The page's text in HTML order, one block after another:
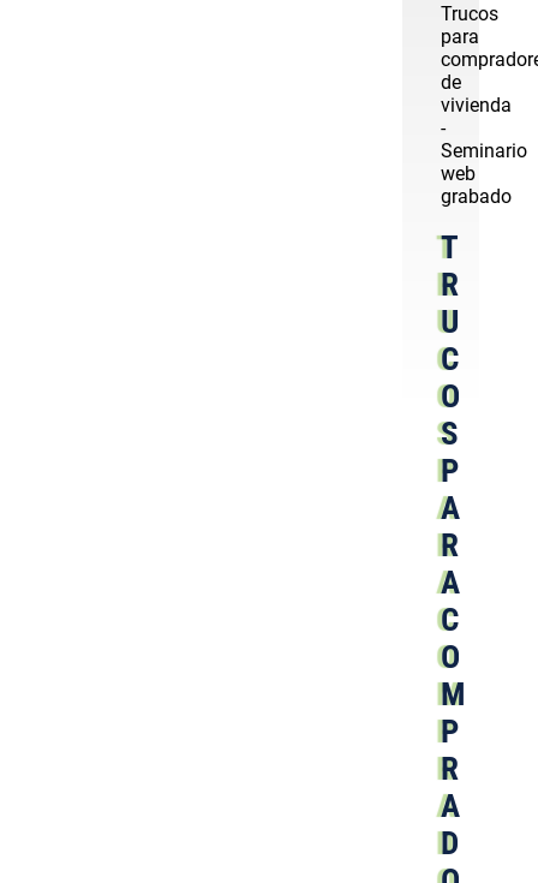
Trucos
para
de
vivienda
-
Seminario
web
grabado
T
R
U
C
O
S
P
A
R
A
C
O
M
P
R
A
D